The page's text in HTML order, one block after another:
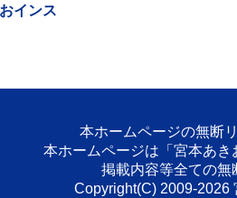
本ホームページの無断
本ホームページは「宮本あ
掲載内容等全ての無
Copyright(C) 2009-2026